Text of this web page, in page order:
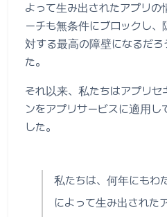
よって生み出されたアプリの
ーチも無条件にブロックし
対する最高の障壁になるだ
た。
それ以来、私たちはアプリセ
ンをアプリサービスに適用し
した。
私たちは、何年にもわ
によって生み出された